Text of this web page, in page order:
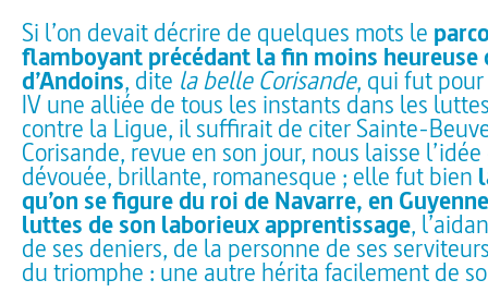
Si l’on devait décrire de quelques mots le
flamboyant précédant la fin moins heureuse
d’Andoins, dite la belle Corisande, qui fut
IV une alliée de tous les instants dans les
contre la Ligue, il suffirait de citer Sainte-
Corisande, revue en son jour, nous laisse
dévouée, brillante, romanesque ; elle fut bien
qu’on se figure du roi de Navarre, en
luttes de son laborieux apprentissage,
de ses deniers, de la personne de ses
du triomphe : une autre hérita facilement de